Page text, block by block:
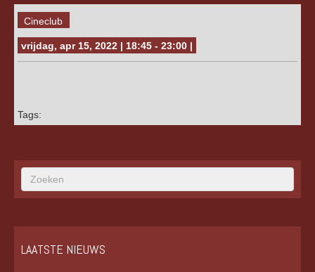
Cineclub
vrijdag, apr 15, 2022 | 18:45 - 23:00 |
Tags:
LAATSTE NIEUWS